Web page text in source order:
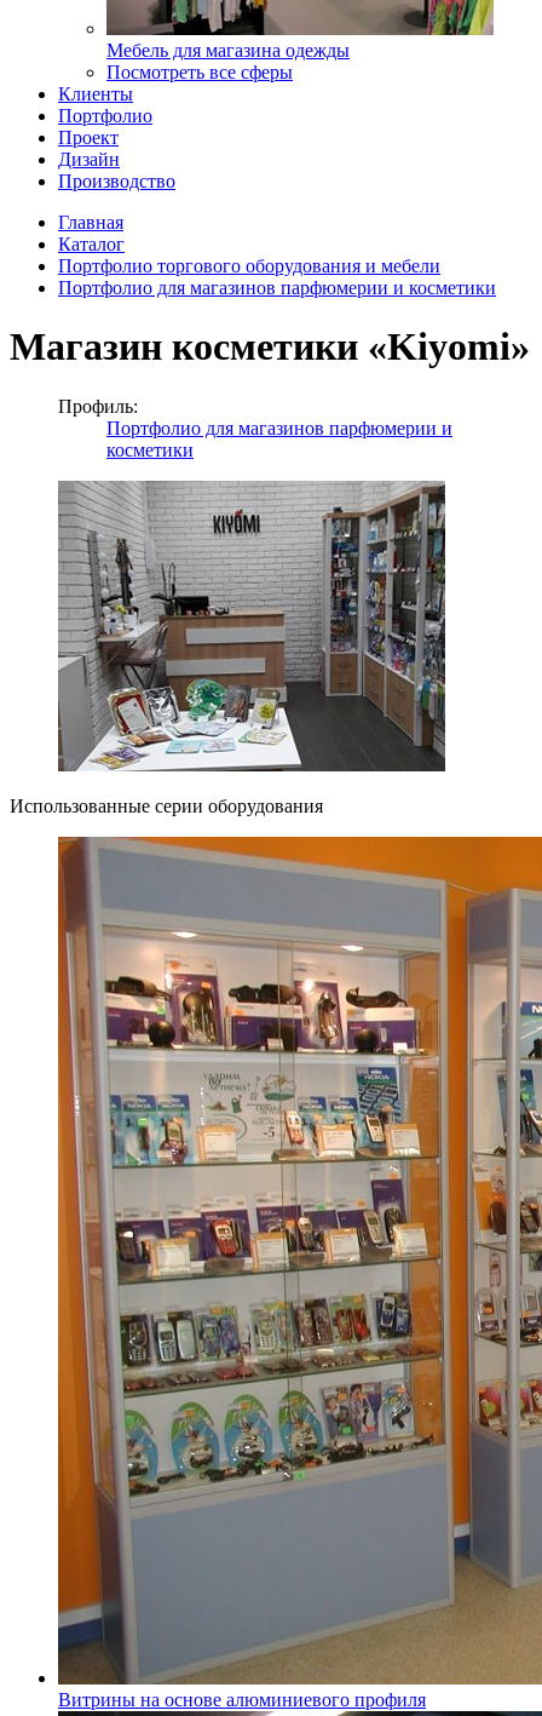
Мебель для магазина одежды
Посмотреть все сферы
Клиенты
Портфолио
Проект
Дизайн
Производство
Главная
Каталог
Портфолио торгового оборудования и мебели
Портфолио для магазинов парфюмерии и косметики
Магазин косметики «Kiyomi»
Профиль:
Портфолио для магазинов парфюмерии и
косметики
Использованные серии оборудования
Витрины на основе алюминиевого профиля